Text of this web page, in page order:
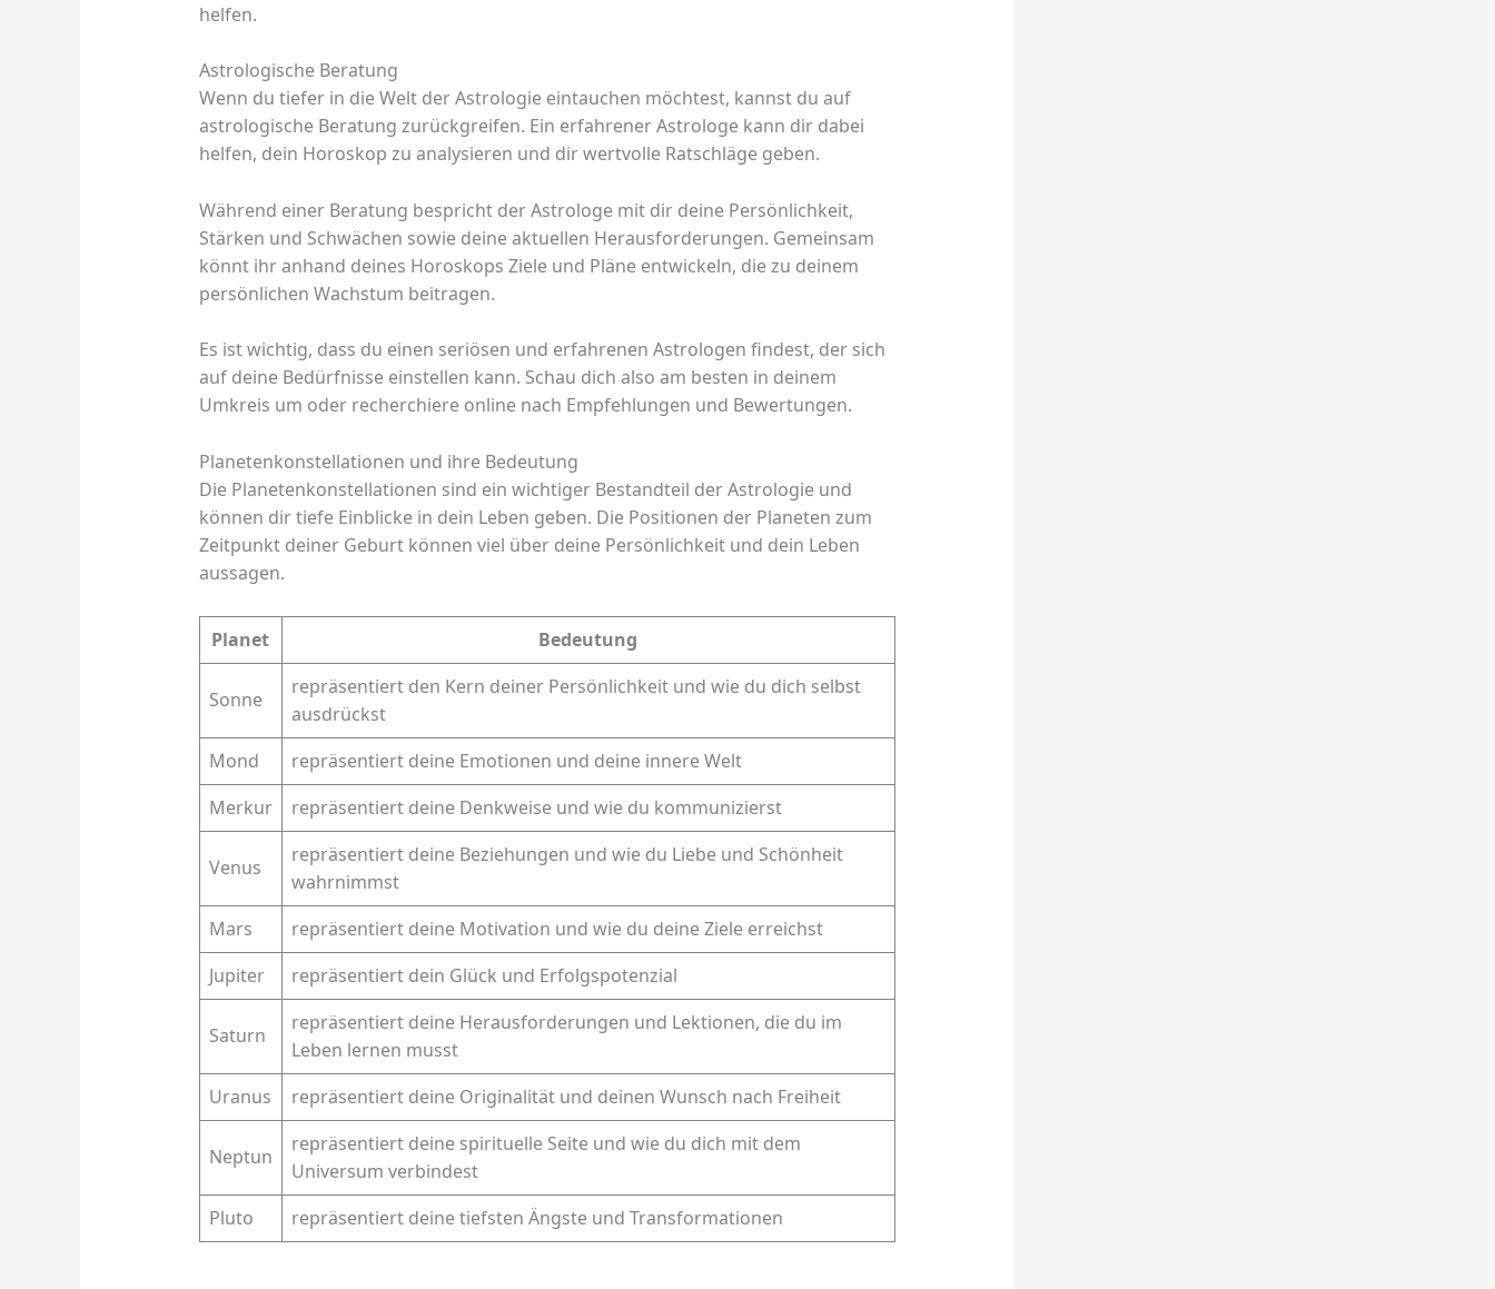
helfen.
Astrologische Beratung
Wenn du tiefer in die Welt der Astrologie eintauchen möchtest, kannst du auf
astrologische Beratung zurückgreifen. Ein erfahrener Astrologe kann dir dabei
helfen, dein Horoskop zu analysieren und dir wertvolle Ratschläge geben.
Während einer Beratung bespricht der Astrologe mit dir deine Persönlichkeit,
Stärken und Schwächen sowie deine aktuellen Herausforderungen. Gemeinsam
könnt ihr anhand deines Horoskops Ziele und Pläne entwickeln, die zu deinem
persönlichen Wachstum beitragen.
Es ist wichtig, dass du einen seriösen und erfahrenen Astrologen findest, der sich
auf deine Bedürfnisse einstellen kann. Schau dich also am besten in deinem
Umkreis um oder recherchiere online nach Empfehlungen und Bewertungen.
Planetenkonstellationen und ihre Bedeutung
Die Planetenkonstellationen sind ein wichtiger Bestandteil der Astrologie und
können dir tiefe Einblicke in dein Leben geben. Die Positionen der Planeten zum
Zeitpunkt deiner Geburt können viel über deine Persönlichkeit und dein Leben
aussagen.
Planet Bedeutung
Sonne
repräsentiert den Kern deiner Persönlichkeit und wie du dich selbst
ausdrückst
Mond
repräsentiert deine Emotionen und deine innere Welt
Merkur
repräsentiert deine Denkweise und wie du kommunizierst
Venus
repräsentiert deine Beziehungen und wie du Liebe und Schönheit
wahrnimmst
Mars
repräsentiert deine Motivation und wie du deine Ziele erreichst
Jupiter
repräsentiert dein Glück und Erfolgspotenzial
Saturn
repräsentiert deine Herausforderungen und Lektionen, die du im
Leben lernen musst
Uranus
repräsentiert deine Originalität und deinen Wunsch nach Freiheit
Neptun
repräsentiert deine spirituelle Seite und wie du dich mit dem
Universum verbindest
Pluto
repräsentiert deine tiefsten Ängste und Transformationen